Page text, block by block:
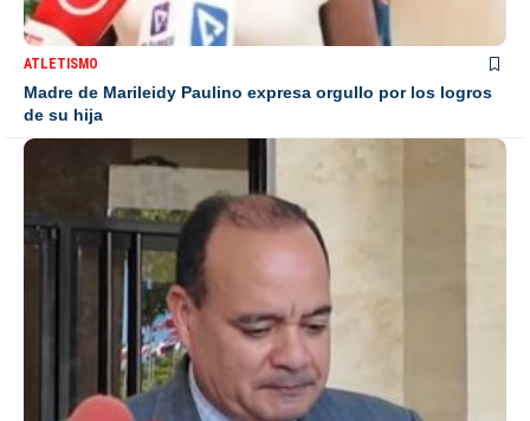
ATLETISMO
Madre de Marileidy Paulino expresa orgullo por los logros
de su hija